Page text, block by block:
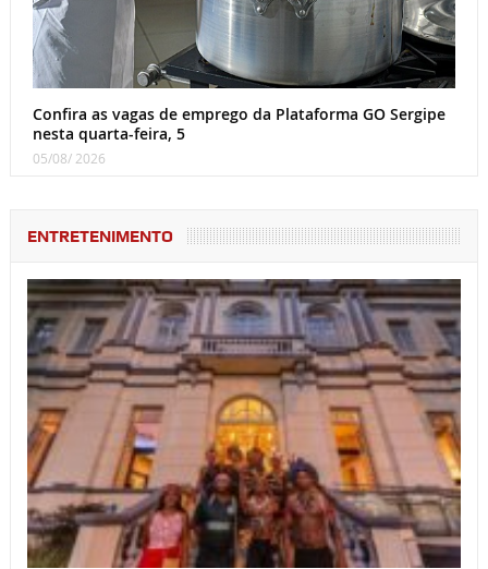
Confira as vagas de emprego da Plataforma GO Sergipe
nesta quarta-feira, 5
05/08/ 2026
ENTRETENIMENTO